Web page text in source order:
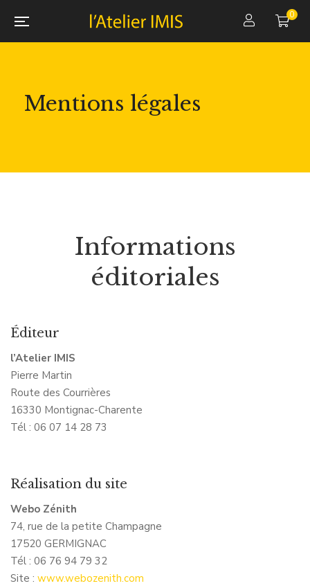
0
Mentions légales
Informations
éditoriales
Éditeur
l’Atelier IMIS
Pierre Martin
Route des Courrières
16330 Montignac-Charente
Tél : 06 07 14 28 73
Réalisation du site
Webo Zénith
74, rue de la petite Champagne
17520 GERMIGNAC
Tél : 06 76 94 79 32
Site : www.webozenith.com